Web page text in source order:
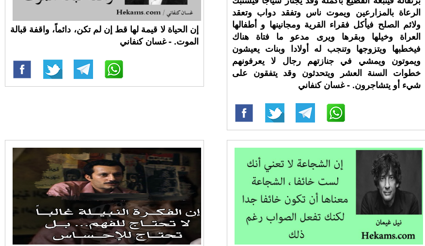
إن الحياة لا قيمة لها قط إن لم تكن، دائماً، واقفة قبالة
الموت. - غسان كنفاني
الرعاة بالمزارعين ويموت ناس وتفقد دواب وتعقد
ولائم الصلح فيأكل فقراء القرية ومجانينها و أطفالها
العراة وخيلها وبقرها ويرى مدعو ما فتاة هناك
فيخطبها ويتزوجها وتنجب له أولادا وبنات يعيشون
ويموتون ويمشي في جنازتهم رجال لا يعرفونهم
خطوات السنة العشر ويتحدثون وقد يتفقون على
شيء أو يتشاجرون. - غسان كنفاني